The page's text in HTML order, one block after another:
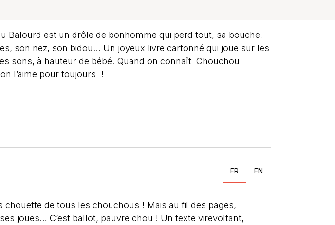
Balourd est un drôle de bonhomme qui perd tout, sa bouche,
son nez, son bidou… Un joyeux livre cartonné qui joue sur les
sons, à hauteur de bébé. Quand on connaît Chouchou
l’aime pour toujours !
FR EN
chouette de tous les chouchous ! Mais au fil des pages,
joues… C’est ballot, pauvre chou ! Un texte virevoltant,